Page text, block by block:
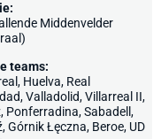
Middenvelder
teams:
, Huelva, Real
,Valladolid, Villarreal II,
, Ponferradina,Sabadell ,
Górnik Łęczna, Beroe, UD